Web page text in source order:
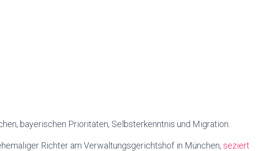
bayerischen Prioritäten, Selbsterkenntnis und Migration.
Richter am Verwaltungsgerichtshof in München, seziert